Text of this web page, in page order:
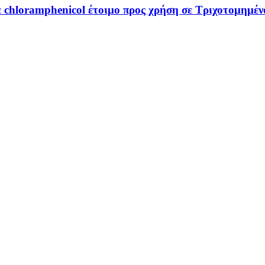
έτοιμο προς χρήση σε